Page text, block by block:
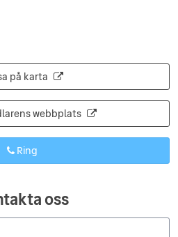
på karta
webbplats
Ring
oss